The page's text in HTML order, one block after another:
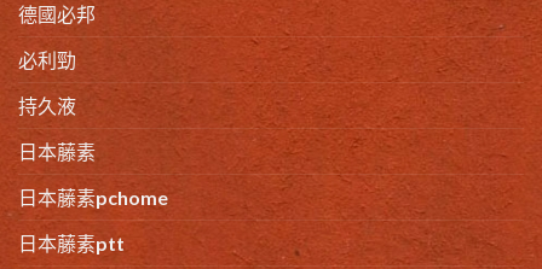
德國必邦
必利勁
持久液
日本藤素
日本藤素pchome
日本藤素ptt